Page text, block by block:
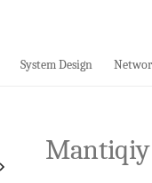
System Design